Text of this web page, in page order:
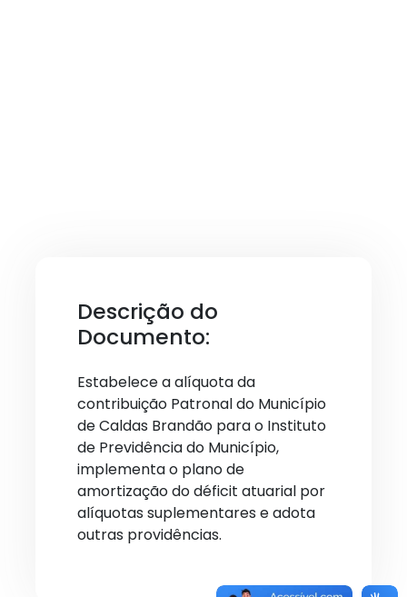
Descrição do
Documento:
Estabelece a alíquota da
contribuição Patronal do Município
de Caldas Brandão para o Instituto
de Previdência do Município,
implementa o plano de
amortização do déficit atuarial por
alíquotas suplementares e adota
outras providências.